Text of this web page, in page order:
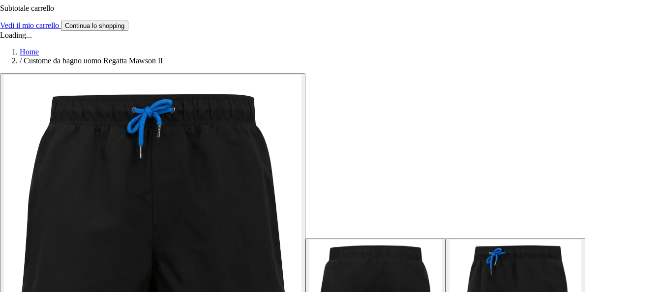
Subtotale carrello
Vedi il mio carrello Continua lo shopping
Loading...
Home
/ Custome da bagno uomo Regatta Mawson II